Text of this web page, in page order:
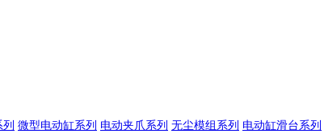
微型电动缸系列 电动夹爪系列 无尘模组系列 电动缸滑台系列